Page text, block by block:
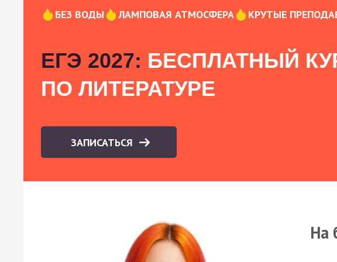
БЕЗ ВОДЫ ЛАМПОВАЯ АТМОСФЕРА КРУТЫЕ
ЕГЭ 2027: БЕСПЛАТНЫЙ
ПО ЛИТЕРАТУРЕ
ЗАПИСАТЬСЯ
На